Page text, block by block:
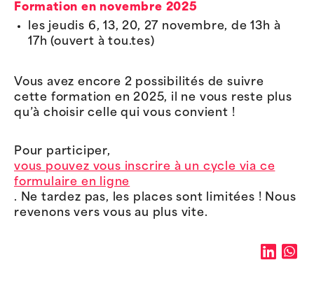
Formation en novembre 2025
les jeudis 6, 13, 20, 27 novembre, de 13h à
17h (ouvert à tou.tes)
Vous avez encore 2 possibilités de suivre
cette formation en 2025, il ne vous reste plus
qu’à choisir celle qui vous convient !
Pour participer,
vous pouvez vous inscrire à un cycle via ce
formulaire en ligne
. Ne tardez pas, les places sont limitées ! Nous
revenons vers vous au plus vite.